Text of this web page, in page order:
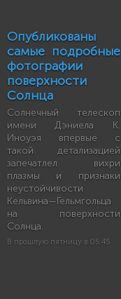
Опубликованы
самые подробные
фотографии
поверхности
Солнца
Солнечный телескоп
имени Дэниела К.
Иноуэя впервые с
такой детализацией
запечатлел вихри
плазмы и признаки
неустойчивости
Кельвина—Гельмгольца
на поверхности
Солнца.
В прошлую пятницу в 05:45